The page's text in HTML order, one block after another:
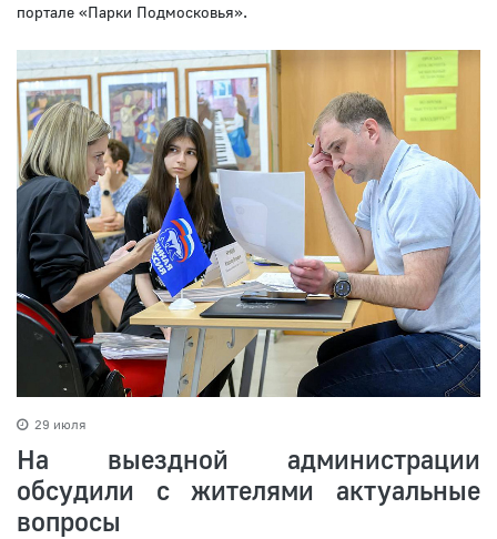
портале «Парки Подмосковья».
29 июля
На выездной администрации
обсудили с жителями актуальные
вопросы